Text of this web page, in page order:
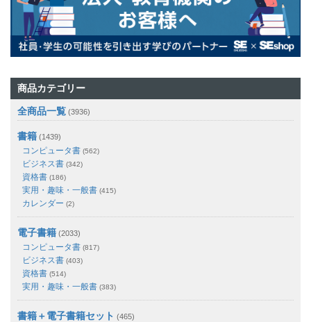
商品カテゴリー
全商品一覧 (3936)
書籍 (1439)
コンピュータ書 (562)
ビジネス書 (342)
資格書 (186)
実用・趣味・一般書 (415)
カレンダー (2)
電子書籍 (2033)
コンピュータ書 (817)
ビジネス書 (403)
資格書 (514)
実用・趣味・一般書 (383)
書籍＋電子書籍セット (465)